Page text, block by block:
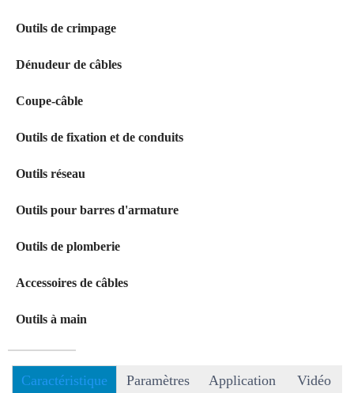
Outils de crimpage
Dénudeur de câbles
Coupe-câble
Outils de fixation et de conduits
Outils réseau
Outils pour barres d'armature
Outils de plomberie
Accessoires de câbles
Outils à main
Caractéristique Paramètres Application Vidéo